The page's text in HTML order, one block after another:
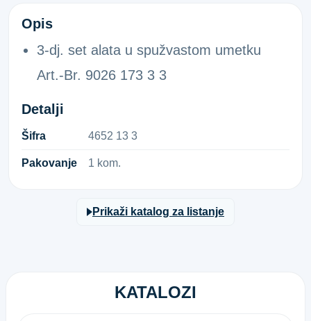
SET ALATA ČEK/MET/KLIJ.3DJ
Opis
3-dj. set alata u spužvastom umetku
Art.-Br. 9026 173 3 3
Detalji
Šifra 4​6​5​2​ ​1​3​ ​3​
Pakovanje 1 kom.
Prikaži katalog za listanje
KATALOZI